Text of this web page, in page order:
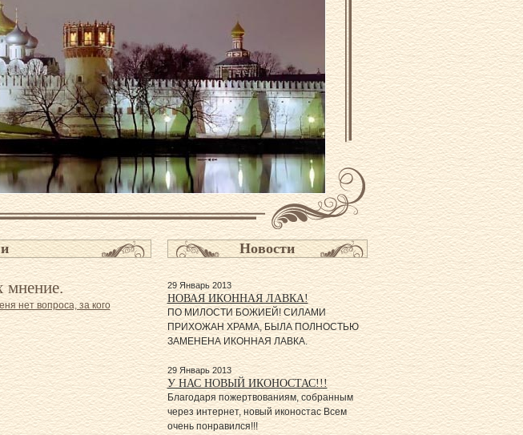
мнение.
нет вопроса, за кого
Новости
29 Январь 2013
НОВАЯ ИКОННАЯ ЛАВКА!
ПО МИЛОСТИ БОЖИЕЙ! СИЛАМИ
ПРИХОЖАН ХРАМА, БЫЛА ПОЛНОСТЬЮ
ЗАМЕНЕНА ИКОННАЯ ЛАВКА.
29 Январь 2013
У НАС НОВЫЙ ИКОНОСТАС!!!
Благодаря пожертвованиям, собранным
через интернет, новый иконостас Всем
очень понравился!!!